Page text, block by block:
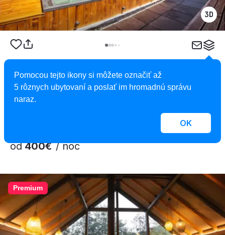
Chata Zinka
Chata, Mýto pod Ďumbierom, Slovensko
28 osôb, 510 m
od400€ / noc
Premium
Pomocou tejto ikony si môžete označiť až
5 rôznych ubytovaní a poslať im hromadnú správu
naraz.
OK